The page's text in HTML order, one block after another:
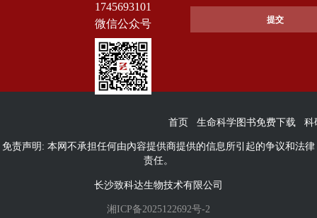
1745693101
微信公众号
首页 生命科学图书免费下载 科
免责声明: 本网不承担任何由內容提供商提供的信息所引起的争议和法律
责任。
长沙致科达生物技术有限公司
湘ICP备2025122692号-2